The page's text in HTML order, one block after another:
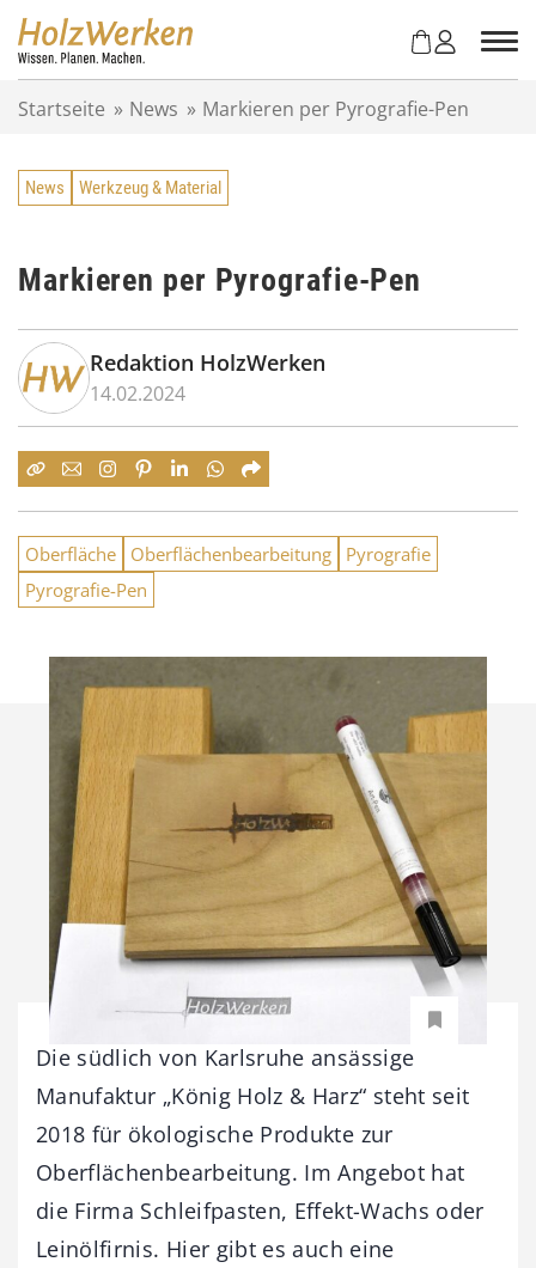
Startseite » News » Markieren per Pyrografie-Pen
News Werkzeug & Material
Markieren per Pyrografie-Pen
Redaktion HolzWerken
14.02.2024
Oberfläche Oberflächenbearbeitung
Pyrografie
Pyrografie-Pen
Die südlich von Karlsruhe ansässige
Manufaktur „König Holz & Harz“ steht seit
2018 für ökologische Produkte zur
Oberflächenbearbeitung. Im Angebot hat
die Firma Schleifpasten, Effekt-Wachs oder
Leinölfirnis. Hier gibt es auch eine